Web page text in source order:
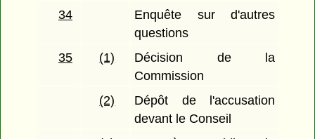
34
Enquête sur d'autres
questions
35
(1)
Décision de la
Commission
(2)
Dépôt de l'accusation
devant le Conseil